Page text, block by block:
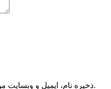
ذخیره نام، ایمیل و وبسایت من در مرورگر برای زمانی که دوباره دیدگاهی می‌نویسم.